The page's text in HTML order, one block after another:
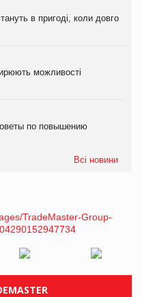
в пригоді, коли довго
можливості
по повышению
Всі новини